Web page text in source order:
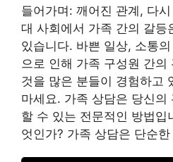
들어가며: 깨어진 관계, 다
대 사회에서 가족 간의 갈등
있습니다. 바쁜 일상, 소통
으로 인해 가족 구성원 간의
것을 많은 분들이 경험하고
마세요. 가족 상담은 당신의
할 수 있는 전문적인 방법입
엇인가? 가족 상담은 단순